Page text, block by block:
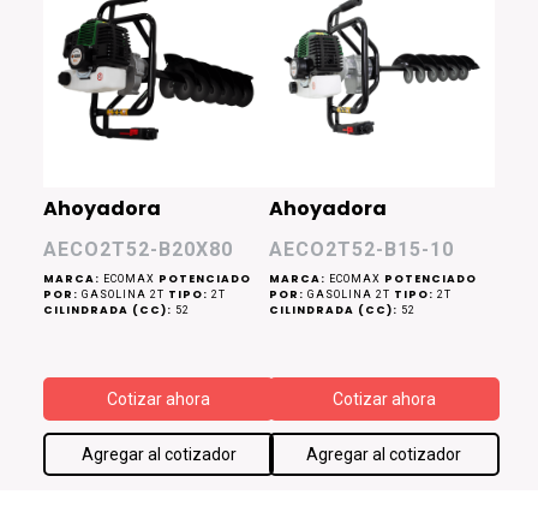
Ahoyadora
AECO2T52-B20X80
MARCA: ECOMAX POTENCIADO
POR: GASOLINA 2T TIPO: 2T
CILINDRADA (CC): 52
Cotizar ahora
Agregar al cotizador
Ahoyadora
AECO2T52-B15-10
MARCA: ECOMAX POTENCIADO
POR: GASOLINA 2T TIPO: 2T
CILINDRADA (CC): 52
Cotizar ahora
Agregar al cotizador